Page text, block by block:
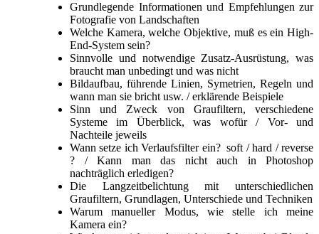
Grundlegende Informationen und Empfehlungen zur
Fotografie von Landschaften
Welche Kamera, welche Objektive, muß es ein High-
End-System sein?
Sinnvolle und notwendige Zusatz-Ausrüstung, was
braucht man unbedingt und was nicht
Bildaufbau, führende Linien, Symetrien, Regeln und
wann man sie bricht usw. / erklärende Beispiele
Sinn und Zweck von Graufiltern, verschiedene
Systeme im Überblick, was wofür / Vor- und
Nachteile jeweils
Wann setze ich Verlaufsfilter ein? soft / hard / reverse
? / Kann man das nicht auch in Photoshop
nachträglich erledigen?
Die Langzeitbelichtung mit unterschiedlichen
Graufiltern, Grundlagen, Unterschiede und Techniken
Warum manueller Modus, wie stelle ich meine
Kamera ein?